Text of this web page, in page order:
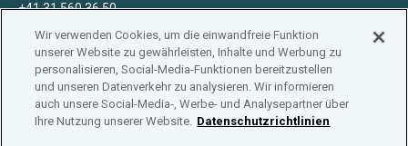
+41 31 560 36 50
Datenschutzerklärung Impressum Mitgliedschaft
Wir verwenden Cookies, um die einwandfreie Funktion
unserer Website zu gewährleisten, Inhalte und Werbung zu
personalisieren, Social-Media-Funktionen bereitzustellen
und unseren Datenverkehr zu analysieren. Wir informieren
auch unsere Social-Media-, Werbe- und Analysepartner über
Ihre Nutzung unserer Website. Datenschutzrichtlinien